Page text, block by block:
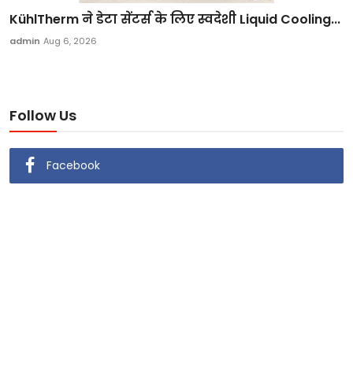
KühlTherm ने डेटा सेंटर्स के लिए स्वदेशी Liquid Cooling...
admin Aug 6, 2026
Follow Us
Facebook